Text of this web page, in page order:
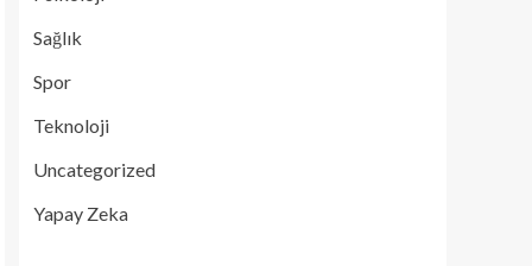
Sağlık
Spor
Teknoloji
Uncategorized
Yapay Zeka